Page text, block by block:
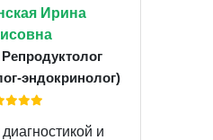
Ирина
эндокринолог)
и